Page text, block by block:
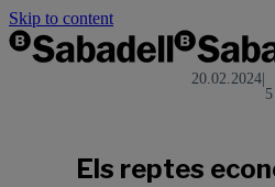
Skip to content
20.02.2024
Els reptes